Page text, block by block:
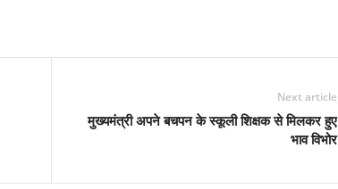
Next article
मुख्यमंत्री अपने बचपन के स्कूली शिक्षक से मिलकर हुए
भाव विभोर